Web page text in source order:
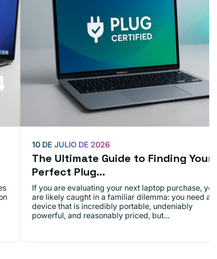
The Ultimate Guide to Finding Your
Perfect Plug...
10 DE JULIO DE 2026
If you are evaluating your next laptop purchase, you
are likely caught in a familiar dilemma: you need a
device that is incredibly portable, undeniably
powerful, and reasonably priced, but...